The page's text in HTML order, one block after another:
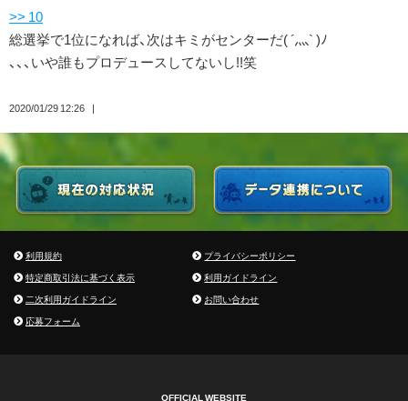
>> 10
総選挙で1位になれば、次はキミがセンターだ( ´灬` )ﾉ
、、、いや誰もプロデュースしてないし!!笑
2020/01/29 12:26
利用規約
プライバシーポリシー
特定商取引法に基づく表示
利用ガイドライン
二次利用ガイドライン
お問い合わせ
応募フォーム
OFFICIAL WEBSITE